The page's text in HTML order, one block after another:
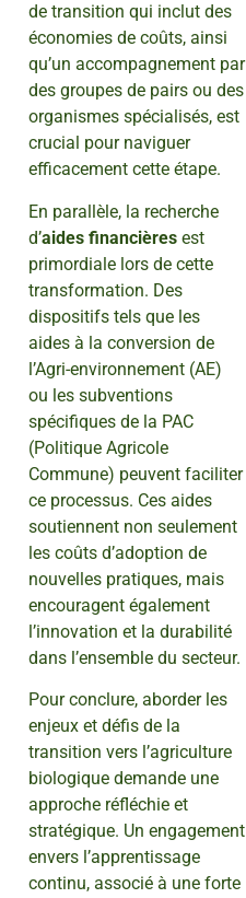
de transition qui inclut des
économies de coûts, ainsi
qu’un accompagnement par
des groupes de pairs ou des
organismes spécialisés, est
crucial pour naviguer
efficacement cette étape.
En parallèle, la recherche
d’aides financières est
primordiale lors de cette
transformation. Des
dispositifs tels que les
aides à la conversion de
l’Agri-environnement (AE)
ou les subventions
spécifiques de la PAC
(Politique Agricole
Commune) peuvent faciliter
ce processus. Ces aides
soutiennent non seulement
les coûts d’adoption de
nouvelles pratiques, mais
encouragent également
l’innovation et la durabilité
dans l’ensemble du secteur.
Pour conclure, aborder les
enjeux et défis de la
transition vers l’agriculture
biologique demande une
approche réfléchie et
stratégique. Un engagement
envers l’apprentissage
continu, associé à une forte